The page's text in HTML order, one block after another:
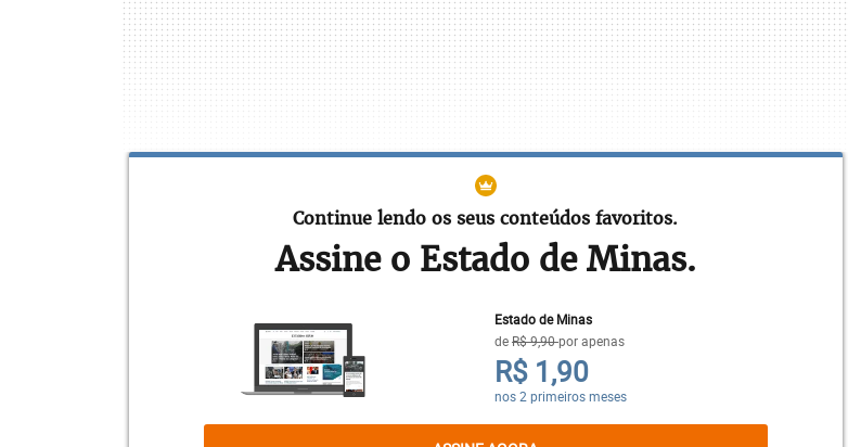
Continue lendo os seus conteúdos favoritos.
Assine o Estado de Minas.
Estado de Minas
deR$ 9,90por apenas
R$ 1,90
nos 2 primeiros meses